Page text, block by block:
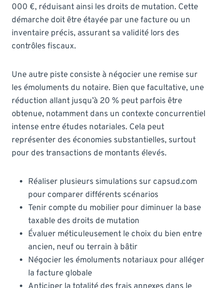
000 €, réduisant ainsi les droits de mutation. Cette
démarche doit être étayée par une facture ou un
inventaire précis, assurant sa validité lors des
contrôles fiscaux.
Une autre piste consiste à négocier une remise sur
les émoluments du notaire. Bien que facultative, une
réduction allant jusqu’à 20 % peut parfois être
obtenue, notamment dans un contexte concurrentiel
intense entre études notariales. Cela peut
représenter des économies substantielles, surtout
pour des transactions de montants élevés.
Réaliser plusieurs simulations sur capsud.com
pour comparer différents scénarios
Tenir compte du mobilier pour diminuer la base
taxable des droits de mutation
Évaluer méticuleusement le choix du bien entre
ancien, neuf ou terrain à bâtir
Négocier les émoluments notariaux pour alléger
la facture globale